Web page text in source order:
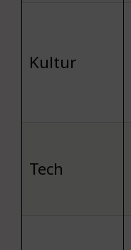
Kultur
Tech